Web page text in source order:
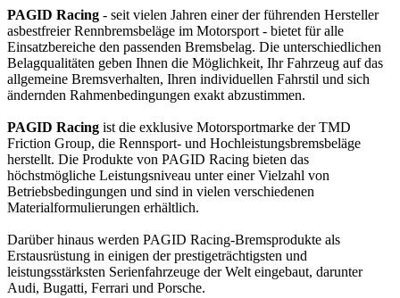
PAGID Racing - seit vielen Jahren einer der führenden Hersteller
asbestfreier Rennbremsbeläge im Motorsport - bietet für alle
Einsatzbereiche den passenden Bremsbelag. Die unterschiedlichen
Belagqualitäten geben Ihnen die Möglichkeit, Ihr Fahrzeug auf das
allgemeine Bremsverhalten, Ihren individuellen Fahrstil und sich
ändernden Rahmenbedingungen exakt abzustimmen.
PAGID Racing ist die exklusive Motorsportmarke der TMD
Friction Group, die Rennsport- und Hochleistungsbremsbeläge
herstellt. Die Produkte von PAGID Racing bieten das
höchstmögliche Leistungsniveau unter einer Vielzahl von
Betriebsbedingungen und sind in vielen verschiedenen
Materialformulierungen erhältlich.
Darüber hinaus werden PAGID Racing-Bremsprodukte als
Erstausrüstung in einigen der prestigeträchtigsten und
leistungsstärksten Serienfahrzeuge der Welt eingebaut, darunter
Audi, Bugatti, Ferrari und Porsche.